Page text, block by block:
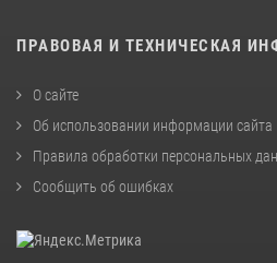
ПРАВОВАЯ И ТЕХНИЧЕСКАЯ
О сайте
Об использовании информации сайта
Правила обработки персональных
Сообщить об ошибках